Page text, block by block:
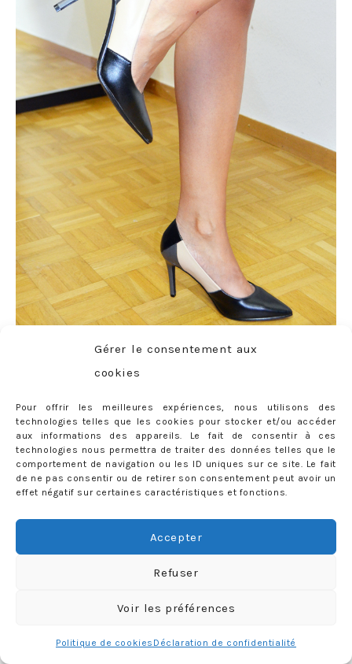
Gérer le consentement aux
cookies
Pour offrir les meilleures expériences, nous utilisons des
technologies telles que les cookies pour stocker et/ou accéder
aux informations des appareils. Le fait de consentir à ces
technologies nous permettra de traiter des données telles que le
comportement de navigation ou les ID uniques sur ce site. Le fait
de ne pas consentir ou de retirer son consentement peut avoir un
effet négatif sur certaines caractéristiques et fonctions.
Accepter
Refuser
Voir les préférences
Politique de cookies Déclaration de confidentialité